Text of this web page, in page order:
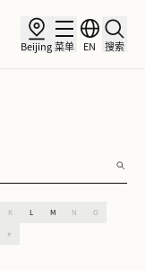
Beijing 菜单 EN 搜索
K M N O
#